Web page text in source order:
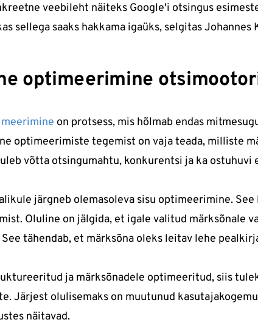
veebileht näiteks Google'i otsingus
sellega saaks hakkama igaüks, selgitas
optimeerimine
on protsess, mis hõlmab endas
optimeerimiste tegemist on vaja teada, milliste
võtta otsingumahtu, konkurentsi ja ka ostuhuvi
järgneb olemasoleva sisu optimeerimine.
Oluline on jälgida, et igale valitud märksõnale
tähendab, et märksõna oleks leitav lehe
ja märksõnadele optimeeritud, siis
Järjest olulisemaks on muutunud
näitavad.